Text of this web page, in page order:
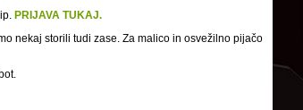
PRIJAVA TUKAJ.
nekaj storili tudi zase. Za malico in osvežilno pijačo